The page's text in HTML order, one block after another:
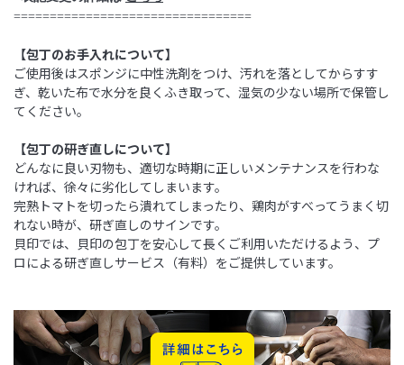
=================================
【包丁のお手入れについて】
ご使用後はスポンジに中性洗剤をつけ、汚れを落としてからすす
ぎ、乾いた布で水分を良くふき取って、湿気の少ない場所で保管し
てください。
【包丁の研ぎ直しについて】
どんなに良い刃物も、適切な時期に正しいメンテナンスを行わな
ければ、徐々に劣化してしまいます。
完熟トマトを切ったら潰れてしまったり、鶏肉がすべってうまく切
れない時が、研ぎ直しのサインです。
貝印では、貝印の包丁を安心して長くご利用いただけるよう、プ
ロによる研ぎ直しサービス（有料）をご提供しています。